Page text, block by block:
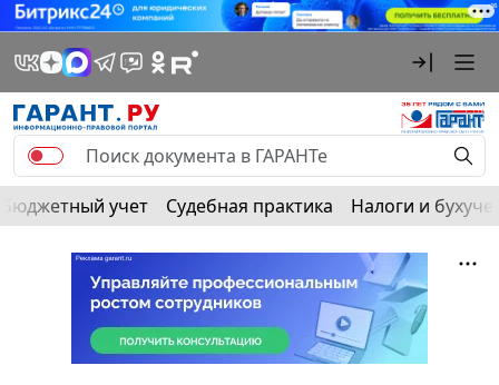
Бюджетный учет Судебная практика Налоги и